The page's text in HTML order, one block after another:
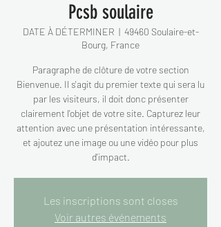
Pcsb soulaire
DATE À DÉTERMINER
  |
49460 Soulaire-et-
Bourg, France
Paragraphe de clôture de votre section
Bienvenue. Il s'agit du premier texte qui sera lu
par les visiteurs, il doit donc présenter
clairement l'objet de votre site. Capturez leur
attention avec une présentation intéressante,
et ajoutez une image ou une vidéo pour plus
d'impact.
Les inscriptions sont closes
Voir autres événements